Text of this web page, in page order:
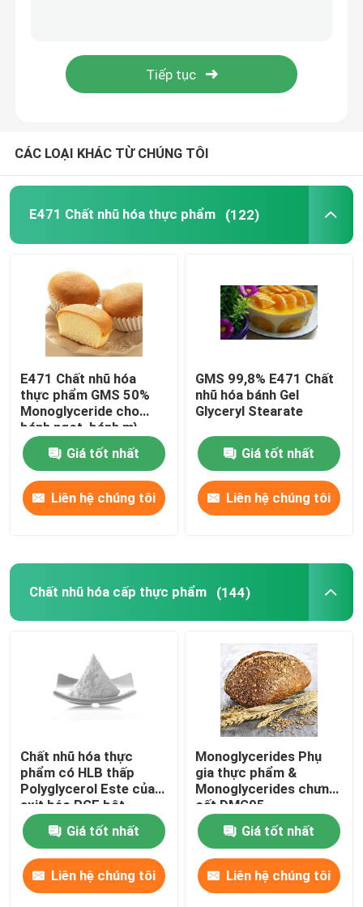
Lecithin không biến đổi gen
Chất nhũ hóa bánh mì
Chất nhũ hóa kem
Glycerol Monolaurate
GEL LÀM BÁNH
chất bôi trơn PVC
Chất phụ gia bọt EPE
Chất phụ gia chống tĩnh
CÁC LOẠI KHÁC TỪ CHÚNG TÔI
E471 Chất nhũ hóa thực phẩm (122)
E471 Chất nhũ hóa
thực phẩm GMS 50%
Monoglyceride cho
bánh ngọt, bánh mì,
bánh kẹo
Giá tốt nhất
Liên hệ chúng tôi
GMS 99,8% E471 Chất
nhũ hóa bánh Gel
Glyceryl Stearate
Giá tốt nhất
Liên hệ chúng tôi
Chất nhũ hóa cấp thực phẩm (144)
Chất nhũ hóa thực
phẩm có HLB thấp
Polyglycerol Este của
axit béo PGE bột
Giá tốt nhất
Liên hệ chúng tôi
Monoglycerides Phụ
gia thực phẩm &
Monoglycerides chưng
cất DMG95
Giá tốt nhất
Liên hệ chúng tôi